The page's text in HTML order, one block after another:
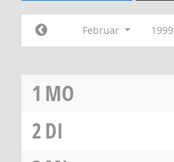
Februar 1999
1 MO
2DI